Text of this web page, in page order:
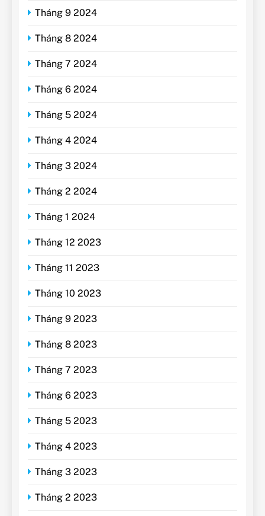
Tháng 9 2024
Tháng 8 2024
Tháng 7 2024
Tháng 6 2024
Tháng 5 2024
Tháng 4 2024
Tháng 3 2024
Tháng 2 2024
Tháng 1 2024
Tháng 12 2023
Tháng 11 2023
Tháng 10 2023
Tháng 9 2023
Tháng 8 2023
Tháng 7 2023
Tháng 6 2023
Tháng 5 2023
Tháng 4 2023
Tháng 3 2023
Tháng 2 2023